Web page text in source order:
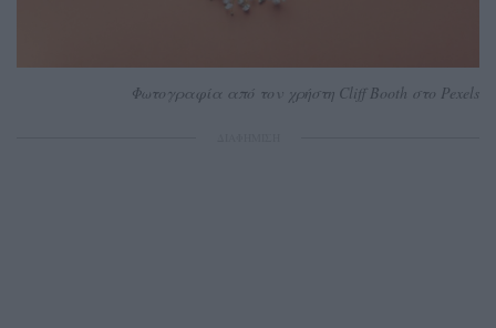
Φωτογραφία από τον χρήστη Cliff Booth στο Pexels